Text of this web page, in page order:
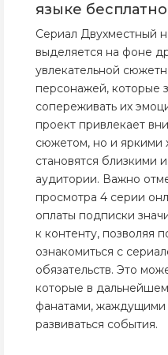
языке
Сериал Двухместный
выделяется на фоне
увлекательной
персонажей, которые
сопереживать их
проект привлекает
сюжетом, но и яркими
становятся близкими
аудитории. Важно
просмотра 4 серии
оплаты подписки
к контенту, позволяя
ознакомиться с
обязательств. Это
которые в
фанатами, жаждущими
развиваться события.